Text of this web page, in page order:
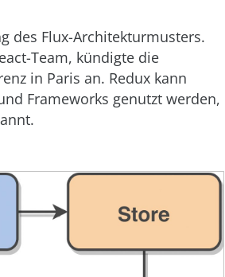
des Flux-Architekturmusters.
Team, kündigte die
in Paris an. Redux kann
Frameworks genutzt werden,